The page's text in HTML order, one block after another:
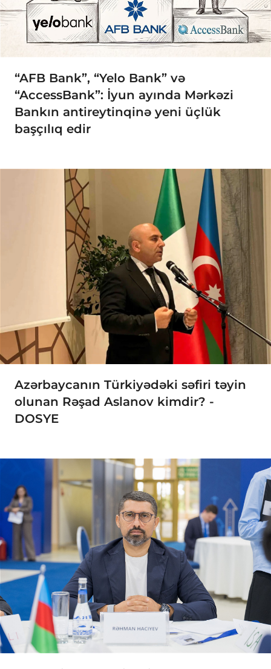
“AFB Bank”, “Yelo Bank” və
“AccessBank”: İyun ayında Mərkəzi
Bankın antireytinqinə yeni üçlük
başçılıq edir
Azərbaycanın Türkiyədəki səfiri təyin
olunan Rəşad Aslanov kimdir? -
DOSYE